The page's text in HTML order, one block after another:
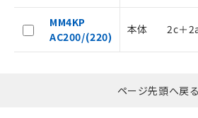
MM4KP
AC200/(220)
本体 2c＋
ページ先頭へ戻る
の共同利用に関して"
用者の範囲」に記載さ
指します。